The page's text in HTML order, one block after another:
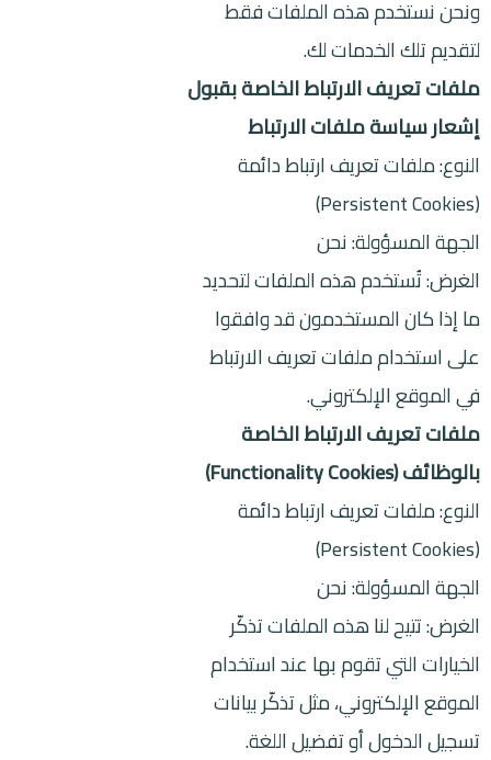
ونحن نستخدم هذه الملفات فقط
لتقديم تلك الخدمات لك.
ملفات تعريف الارتباط الخاصة بقبول
إشعار سياسة ملفات الارتباط
النوع: ملفات تعريف ارتباط دائمة
(Persistent Cookies)
الجهة المسؤولة: نحن
الغرض: تُستخدم هذه الملفات لتحديد
ما إذا كان المستخدمون قد وافقوا
على استخدام ملفات تعريف الارتباط
في الموقع الإلكتروني.
ملفات تعريف الارتباط الخاصة
بالوظائف (Functionality Cookies)
النوع: ملفات تعريف ارتباط دائمة
(Persistent Cookies)
الجهة المسؤولة: نحن
الغرض: تتيح لنا هذه الملفات تذكّر
الخيارات التي تقوم بها عند استخدام
الموقع الإلكتروني، مثل تذكّر بيانات
تسجيل الدخول أو تفضيل اللغة.